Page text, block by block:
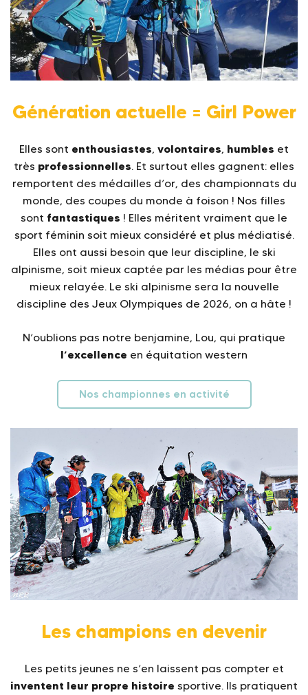
Génération actuelle = Girl Power
Elles sont enthousiastes, volontaires, humbles et
très professionnelles. Et surtout elles gagnent: elles
remportent des médailles d’or, des championnats du
monde, des coupes du monde à foison ! Nos filles
sont fantastiques ! Elles méritent vraiment que le
sport féminin soit mieux considéré et plus médiatisé.
Elles ont aussi besoin que leur discipline, le ski
alpinisme, soit mieux captée par les médias pour être
mieux relayée. Le ski alpinisme sera la nouvelle
discipline des Jeux Olympiques de 2026, on a hâte !
N’oublions pas notre benjamine, Lou, qui pratique
l’excellence en équitation western
Nos championnes en activité
Les champions en devenir
Les petits jeunes ne s’en laissent pas compter et
inventent leur propre histoire sportive. Ils pratiquent